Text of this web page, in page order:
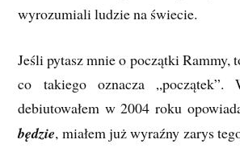
wyrozumiali ludzie na świecie.
Jeśli pytasz mnie o początki Rammy,
co takiego oznacza
debiutowałem w 2004 roku
będzie, miałem już wyraźny zarys